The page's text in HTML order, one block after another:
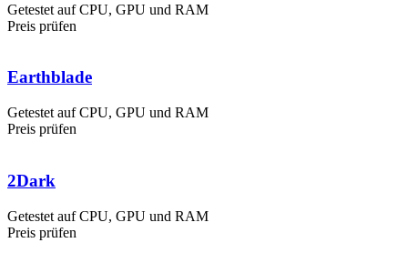
Getestet auf CPU, GPU und RAM
Preis prüfen
Earthblade
Getestet auf CPU, GPU und RAM
Preis prüfen
2Dark
Getestet auf CPU, GPU und RAM
Preis prüfen